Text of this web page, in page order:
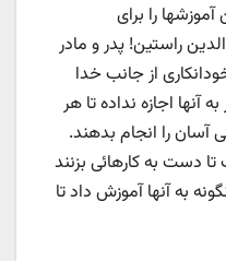
را برای
راستین! پدر و مادر
از جانب خدا
آنها اجازه نداده تا هر
آسان را انجام بدهند.
دست به کارهائی بزنند
به آنها آموزش داد تا